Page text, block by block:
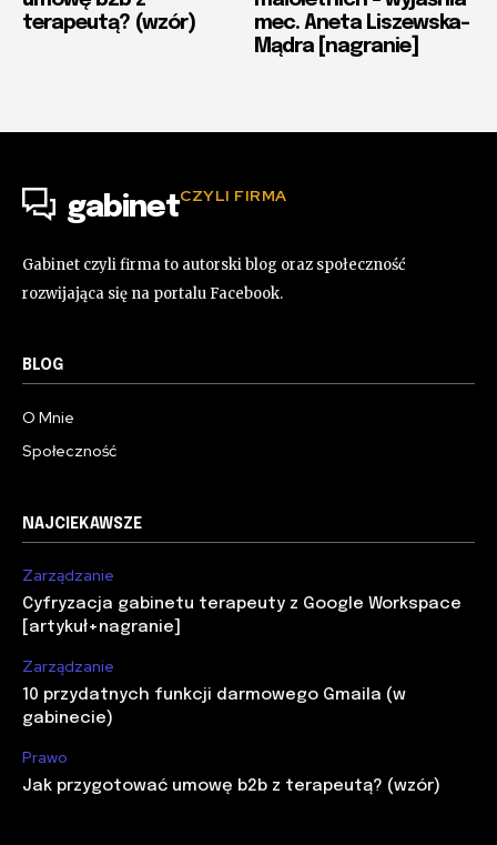
terapeutą? (wzór)
mec. Aneta Liszewska-
Mądra [nagranie]
gabinetCZYLI FIRMA
Gabinet czyli firma to autorski blog oraz społeczność
rozwijająca się na portalu Facebook.
BLOG
O Mnie
Społeczność
NAJCIEKAWSZE
Zarządzanie
Cyfryzacja gabinetu terapeuty z Google Workspace
[artykuł+nagranie]
Zarządzanie
10 przydatnych funkcji darmowego Gmaila (w
gabinecie)
Prawo
Jak przygotować umowę b2b z terapeutą? (wzór)